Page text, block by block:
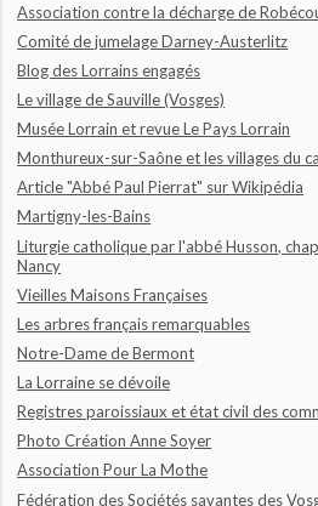
Association contre la décharge de
Comité de jumelage Darney-Austerlitz
Blog des Lorrains engagés
Le village de Sauville (Vosges)
Musée Lorrain et revue Le Pays Lorrain
Monthureux-sur-Saône et les villages du
Article "Abbé Paul Pierrat" sur Wikipédia
Martigny-les-Bains
Liturgie catholique par l'abbé Husson,
Nancy
Vieilles Maisons Françaises
Les arbres français remarquables
Notre-Dame de Bermont
La Lorraine se dévoile
Registres paroissiaux et état civil des
Photo Création Anne Soyer
Association Pour La Mothe
Fédération des Sociétés savantes des